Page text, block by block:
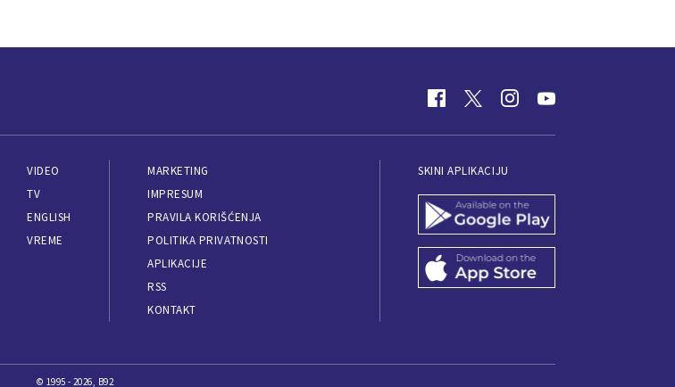
VIDEO
TV
ENGLISH
VREME
MARKETING
IMPRESUM
PRAVILA KORIŠĆENJA
POLITIKA PRIVATNOSTI
APLIKACIJE
RSS
KONTAKT
SKINI APLIKACIJU
© 1995 - 2026, B92